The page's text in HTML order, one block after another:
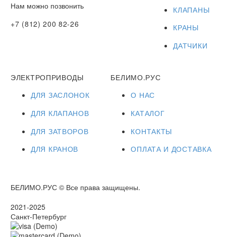
Нам можно позвонить
+7 (812) 200 82-26
КЛАПАНЫ
КРАНЫ
ДАТЧИКИ
ЭЛЕКТРОПРИВОДЫ
ДЛЯ ЗАСЛОНОК
ДЛЯ КЛАПАНОВ
ДЛЯ ЗАТВОРОВ
ДЛЯ КРАНОВ
БЕЛИМО.РУС
О НАС
КАТАЛОГ
КОНТАКТЫ
ОПЛАТА И ДОСТАВКА
БЕЛИМО.РУС © Все права защищены.
2021-2025
Санкт-Петербург